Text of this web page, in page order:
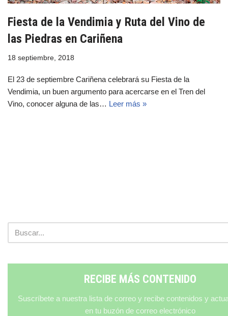
Fiesta de la Vendimia y Ruta del Vino de
las Piedras en Cariñena
18 septiembre, 2018
El 23 de septiembre Cariñena celebrará su Fiesta de la
Vendimia, un buen argumento para acercarse en el Tren del
Vino, conocer alguna de las… Leer más »
RECIBE MÁS CONTENIDO
Suscríbete a nuestra lista de correo y recibe contenidos y
en tu buzón de correo electrónico